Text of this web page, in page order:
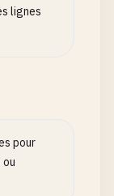
lignes
pour